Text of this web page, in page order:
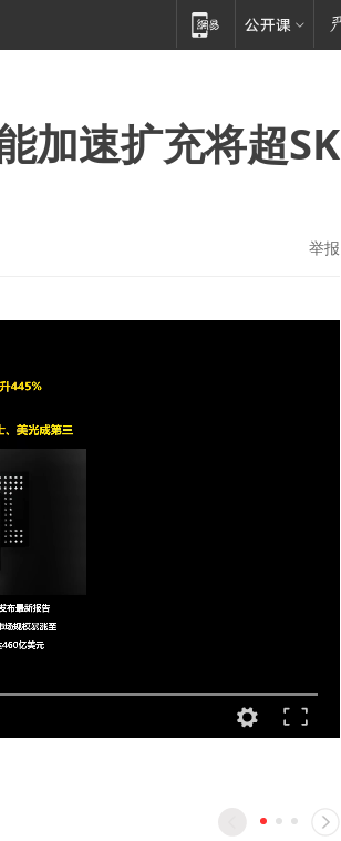
加速扩充将超SK
举报